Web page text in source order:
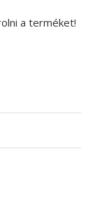
a terméket!